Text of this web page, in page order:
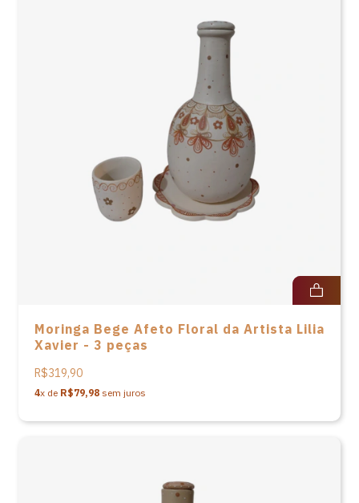
Moringa Bege Afeto Floral da Artista Lilia
Xavier - 3 peças
R$319,90
4x de R$79,98 sem juros